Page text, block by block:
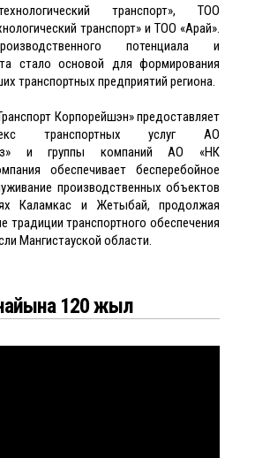
транспорт», ТОО
транспорт» и ТОО «Арай».
потенциала и
стало основой для формирования
транспортных предприятий региона.
Корпорейшэн» предоставляет
транспортных услуг АО
и группы компаний АО «НК
обеспечивает бесперебойное
производственных объектов
Каламкас и Жетыбай, продолжая
традиции транспортного обеспечения
Мангистауской области.
120 жыл